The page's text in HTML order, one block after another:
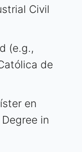
Civil
(e.g.,
de
en
in